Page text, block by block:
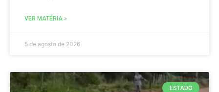
VER MATÉRIA »
5 de agosto de 2026
ESTADO